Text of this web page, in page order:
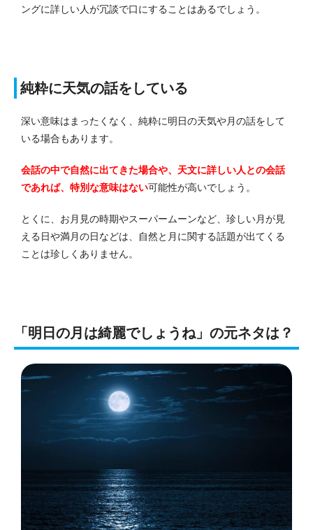
ングに詳しい人が冗談で口にすることはあるでしょう。
純粋に天気の話をしている
深い意味はまったくなく、純粋に明日の天気や月の話をして
いる場合もあります。
会話の中で自然に出てきた場合や、天文に詳しい人との会話
であれば、特別な意味はない可能性が高いでしょう。
とくに、お月見の時期やスーパームーンなど、珍しい月が見
える日や満月の日などは、自然と月に関する話題が出てくる
ことは珍しくありません。
「明日の月は綺麗でしょうね」の元ネタは？